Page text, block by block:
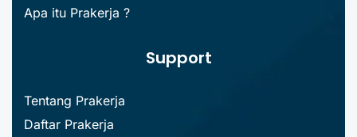
Apa itu Prakerja ?
Support
Tentang Prakerja
Daftar Prakerja